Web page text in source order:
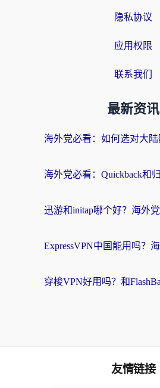
隐私协议
应用权限
联系我们
最新资讯
友情链接